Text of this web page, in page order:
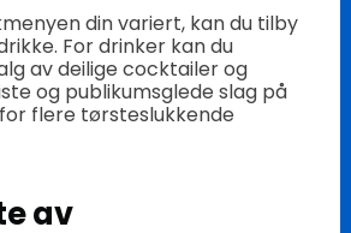
din variert, kan du tilby
For drinker kan du
av deilige cocktailer og
og publikumsglede slag på
flere tørsteslukkende
av